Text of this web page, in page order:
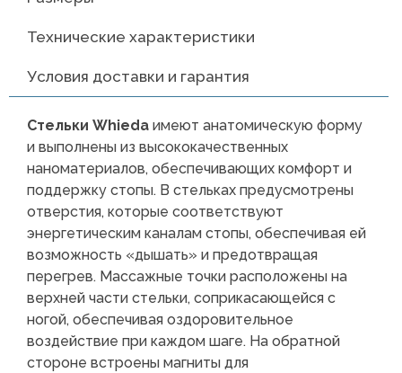
Технические характеристики
Условия доставки и гарантия
Стельки Whieda имеют анатомическую форму
и выполнены из высококачественных
наноматериалов, обеспечивающих комфорт и
поддержку стопы. В стельках предусмотрены
отверстия, которые соответствуют
энергетическим каналам стопы, обеспечивая ей
возможность «дышать» и предотвращая
перегрев. Массажные точки расположены на
верхней части стельки, соприкасающейся с
ногой, обеспечивая оздоровительное
воздействие при каждом шаге. На обратной
стороне встроены магниты для